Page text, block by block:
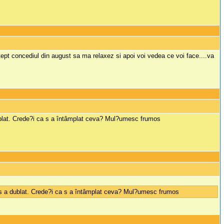
concediul din august sa ma relaxez si apoi voi vedea ce voi face....va
Crede?i ca s a întâmplat ceva? Mul?umesc frumos
dublat. Crede?i ca s a întâmplat ceva? Mul?umesc frumos